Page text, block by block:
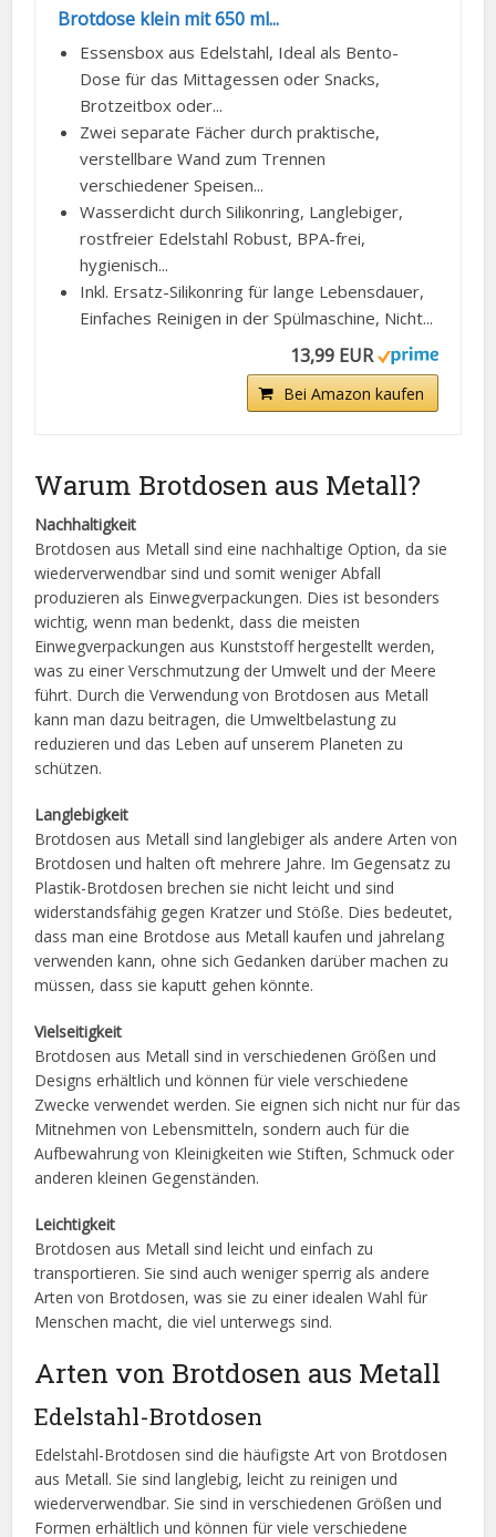
Brotdose klein mit 650 ml...
Essensbox aus Edelstahl, Ideal als Bento-
Dose für das Mittagessen oder Snacks,
Brotzeitbox oder...
Zwei separate Fächer durch praktische,
verstellbare Wand zum Trennen
verschiedener Speisen...
Wasserdicht durch Silikonring, Langlebiger,
rostfreier Edelstahl Robust, BPA-frei,
hygienisch...
Inkl. Ersatz-Silikonring für lange Lebensdauer,
Einfaches Reinigen in der Spülmaschine, Nicht...
13,99 EUR
Bei Amazon kaufen
Warum Brotdosen aus Metall?
Nachhaltigkeit
Brotdosen aus Metall sind eine nachhaltige Option, da sie
wiederverwendbar sind und somit weniger Abfall
produzieren als Einwegverpackungen. Dies ist besonders
wichtig, wenn man bedenkt, dass die meisten
Einwegverpackungen aus Kunststoff hergestellt werden,
was zu einer Verschmutzung der Umwelt und der Meere
führt. Durch die Verwendung von Brotdosen aus Metall
kann man dazu beitragen, die Umweltbelastung zu
reduzieren und das Leben auf unserem Planeten zu
schützen.
Langlebigkeit
Brotdosen aus Metall sind langlebiger als andere Arten von
Brotdosen und halten oft mehrere Jahre. Im Gegensatz zu
Plastik-Brotdosen brechen sie nicht leicht und sind
widerstandsfähig gegen Kratzer und Stöße. Dies bedeutet,
dass man eine Brotdose aus Metall kaufen und jahrelang
verwenden kann, ohne sich Gedanken darüber machen zu
müssen, dass sie kaputt gehen könnte.
Vielseitigkeit
Brotdosen aus Metall sind in verschiedenen Größen und
Designs erhältlich und können für viele verschiedene
Zwecke verwendet werden. Sie eignen sich nicht nur für das
Mitnehmen von Lebensmitteln, sondern auch für die
Aufbewahrung von Kleinigkeiten wie Stiften, Schmuck oder
anderen kleinen Gegenständen.
Leichtigkeit
Brotdosen aus Metall sind leicht und einfach zu
transportieren. Sie sind auch weniger sperrig als andere
Arten von Brotdosen, was sie zu einer idealen Wahl für
Menschen macht, die viel unterwegs sind.
Arten von Brotdosen aus Metall
Edelstahl-Brotdosen
Edelstahl-Brotdosen sind die häufigste Art von Brotdosen
aus Metall. Sie sind langlebig, leicht zu reinigen und
wiederverwendbar. Sie sind in verschiedenen Größen und
Formen erhältlich und können für viele verschiedene